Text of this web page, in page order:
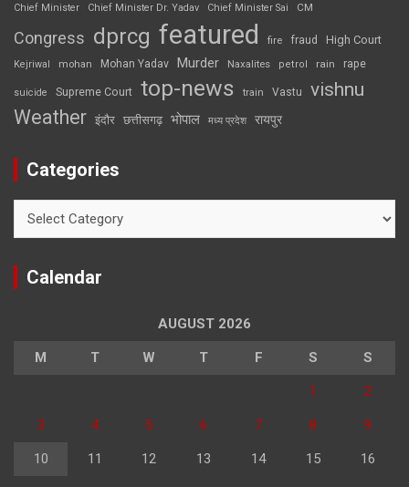
Chief Minister
Chief Minister Dr. Yadav Chief Minister Sai CM
Congress dprcg featured fire fraud High Court
Kejriwal mohan Mohan Yadav Murder Naxalites petrol rain rape
suicide Supreme Court top-news train Vastu vishnu
Weather इंदौर छत्तीसगढ़ भोपाल मध्य प्रदेश रायपुर
Categories
Calendar
AUGUST 2026
M T W T F S S
1 2
3 4 5 6 7 8 9
10 11 12 13 14 15 16